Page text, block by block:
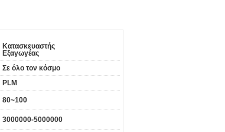
Κατασκευαστής
Εξαγωγέας
Σε όλο τον κόσμο
PLM
80~100
3000000-5000000